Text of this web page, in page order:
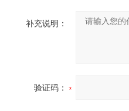
补充说明：
验证码：